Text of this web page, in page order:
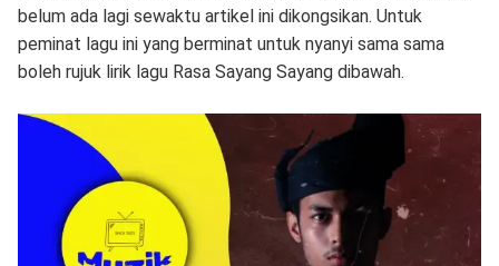
belum ada lagi sewaktu artikel ini dikongsikan. Untuk
peminat lagu ini yang berminat untuk nyanyi sama sama
boleh rujuk lirik lagu Rasa Sayang Sayang dibawah.